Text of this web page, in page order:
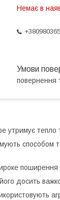
Немає в
повернення
утримує тепло
способом
поширення
досить